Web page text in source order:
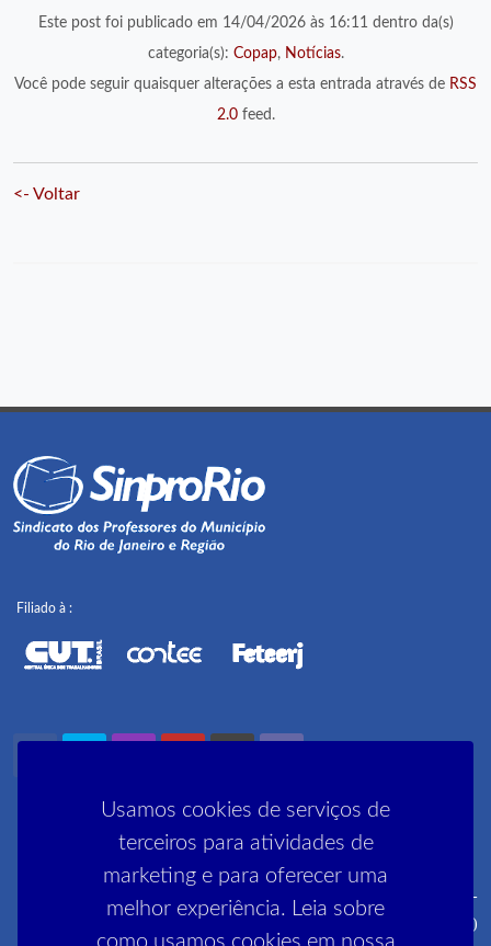
Usamos cookies de serviços de
terceiros para atividades de
marketing e para oferecer uma
melhor experiência. Leia sobre
como usamos cookies em nossa
Este post foi publicado em 14/04/2026 às 16:11 dentro da(s)
categoria(s): Copap, Notícias.
Você pode seguir quaisquer alterações a esta entrada através de RSS
2.0feed.
<- Voltar
Filiado à :
Rua Pedro Lessa, 35 2º, 3º e 5º andares - Centro - CEP: 20030-
030 (próximo ao metrô Cinelândia)